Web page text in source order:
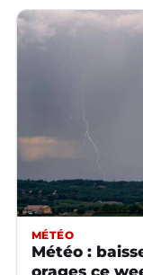
MÉTÉO
Météo :